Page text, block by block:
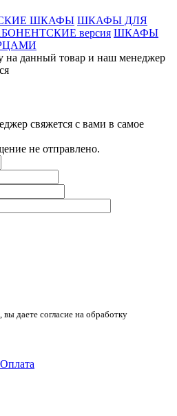
ШКАФЫ ШКАФЫ ДЛЯ
версия ШКАФЫ
на данный товар и наш менеджер
свяжется с вами в самое
не отправлено.
даете согласие на обработку
Оплата